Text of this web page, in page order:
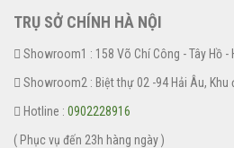
TRỤ SỞ CHÍNH HÀ NỘI
Showroom1 : 158 Võ Chí Công - Tây Hồ -
Showroom2 : Biệt thự 02 -94 Hải Âu, Khu
Hotline : 0902228916
( Phục vụ đến 23h hàng ngày )